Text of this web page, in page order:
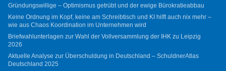
Gründungswillige – Optimismus getrübt und der ewige Bürokratieabbau
Keine Ordnung im Kopf, keine am Schreibtisch und KI hilft auch nix mehr –
wie aus Chaos Koordination im Unternehmen wird
Briefwahlunterlagen zur Wahl der Vollversammlung der IHK zu Leipzig
2026
Aktuelle Analyse zur Überschuldung in Deutschland – SchuldnerAtlas
Deutschland 2025